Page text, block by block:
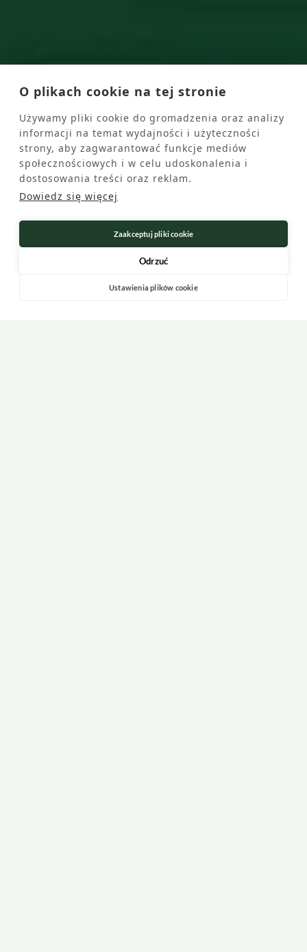
O plikach cookie na tej stronie
Używamy pliki cookie do gromadzenia oraz analizy
informacji na temat wydajności i użyteczności
strony, aby zagwarantować funkcje mediów
społecznościowych i w celu udoskonalenia i
dostosowania treści oraz reklam.
Dowiedz się więcej
Zaakceptuj pliki cookie
Odrzuć
Ustawienia plików cookie